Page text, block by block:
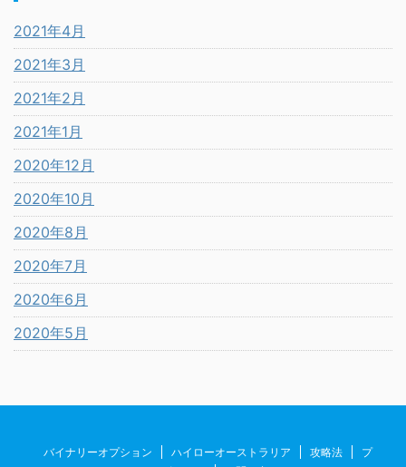
2021年4月
2021年3月
2021年2月
2021年1月
2020年12月
2020年10月
2020年8月
2020年7月
2020年6月
2020年5月
バイナリーオプション ハイローオーストラリア 攻略法
プ